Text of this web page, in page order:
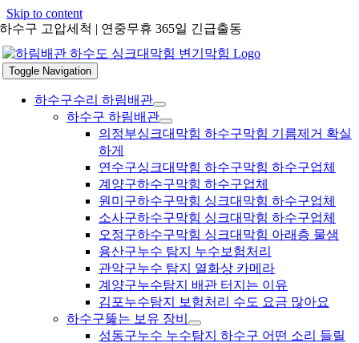
Skip to content
하수구 고압세척 | 연중무휴 365일 긴급출동
Toggle Navigation
하수구수리 하림배관
하수구 하림배관
의정부싱크대막힘 하수구막힘 기름제거 확실
하게
연수구싱크대막힘 하수구막힘 하수구업체
계양구하수구막힘 하수구업체
원미구하수구막힘 싱크대막힘 하수구업체
소사구하수구막힘 싱크대막힘 하수구업체
오정구하수구막힘 싱크대막힘 아래층 물샘
용산구누수 탐지 누수보험처리
관악구누수 탐지 열화상 카메라
계양구누수탐지 배관 터지는 이유
김포누수탐지 보험처리 수도 요금 많아요
하수구뚫는 보유 장비
성동구누수 누수탐지 하수구 어떤 소리 들릴